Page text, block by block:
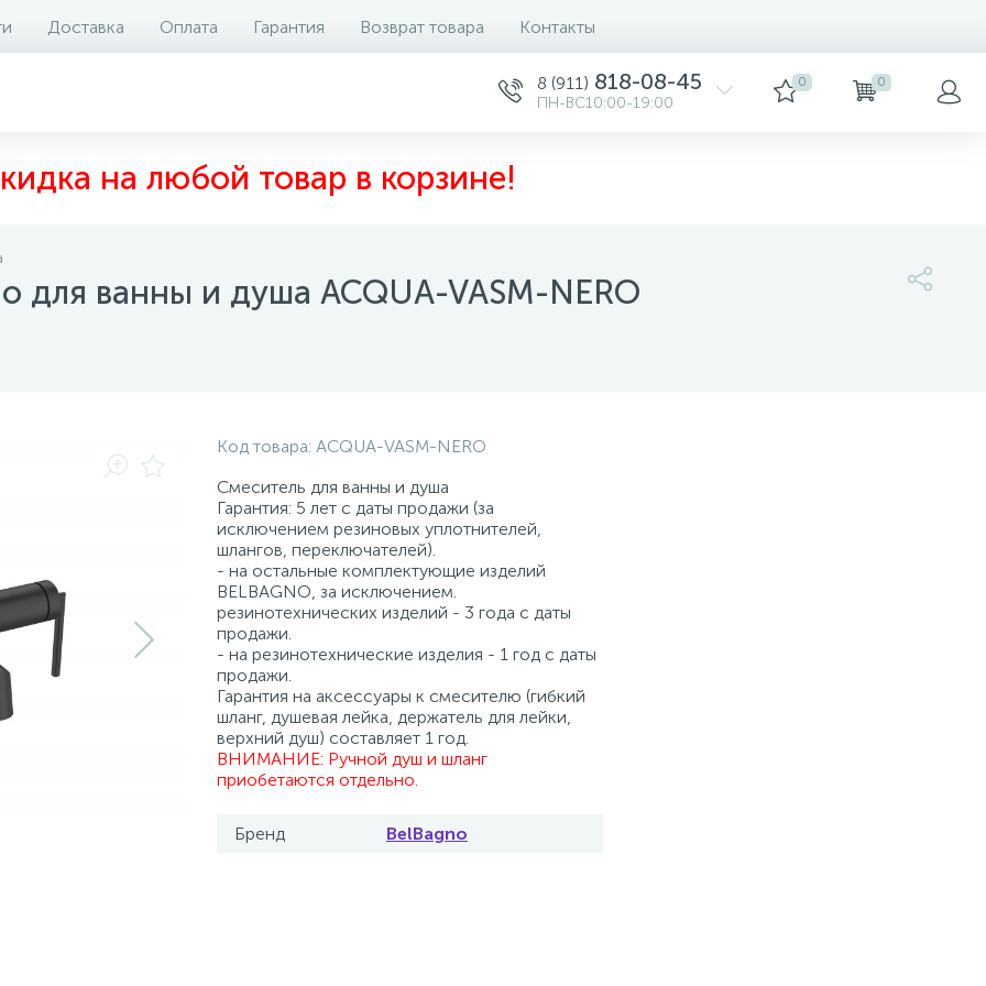
Доставка Оплата Гарантия Возврат товара Контакты
8 (911) 818-08-45
ПН-ВС10:00-19:00
0 0
на любой товар в корзине!
для ванны и душа ACQUA-VASM-NERO
на складе Отзывы 0
Код товара: ACQUA-VASM-NERO
Смеситель для ванны и душа
Гарантия: 5 лет с даты продажи (за
исключением резиновых уплотнителей,
шлангов, переключателей).
- на остальные комплектующие изделий
BELBAGNO, за исключением.
резинотехнических изделий - 3 года с даты
продажи.
- на резинотехнические изделия - 1 год с даты
продажи.
Гарантия на аксессуары к смесителю (гибкий
шланг, душевая лейка, держатель для лейки,
верхний душ) составляет 1 год.
ВНИМАНИЕ: Ручной душ и шланг
приобетаются отдельно.
Бренд BelBagno